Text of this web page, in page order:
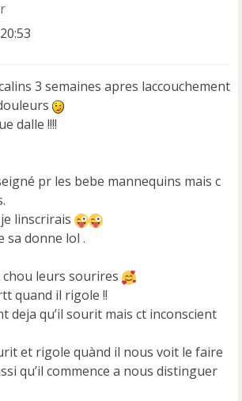
3 semaines apres laccouchement
dalle !!!!
pr les bebe mannequins mais c
linscrirais
sa donne lol .
chou leurs sourires
quand il rigole !!
deja qu’il sourit mais ct inconscient
et rigole quànd il nous voit le faire
qu’il commence a nous distinguer